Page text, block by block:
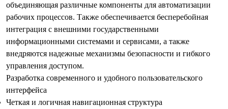
объединяющая различные компоненты для автоматизации
рабочих процессов. Также обеспечивается бесперебойная
интеграция с внешними государственными
информационными системами и сервисами, а также
внедряются надежные механизмы безопасности и гибкого
управления доступом.
Разработка современного и удобного пользовательского
интерфейса
Четкая и логичная навигационная структура